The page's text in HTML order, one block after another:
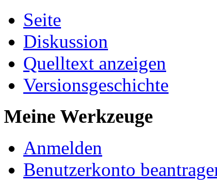
Seite
Diskussion
Quelltext anzeigen
Versionsgeschichte
Meine Werkzeuge
Anmelden
Benutzerkonto